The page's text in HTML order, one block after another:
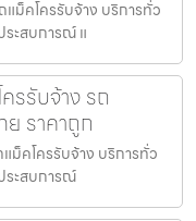
แม็คโครรับจ้าง บริการทั่ว
ระสบการณ์ แ
รรับจ้าง รถ
ย ราคาถูก
แม็คโครรับจ้าง บริการทั่ว
ระสบการณ์